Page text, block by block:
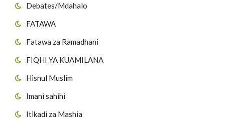
Debates/Mdahalo
FATAWA
Fatawa za Ramadhani
FIQHI YA KUAMILANA
Hisnul Muslim
Imani sahihi
Itikadi za Mashia